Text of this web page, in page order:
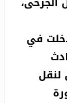
في
حادث